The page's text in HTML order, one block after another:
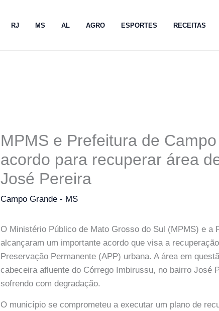
RJ MS AL AGRO ESPORTES RECEITAS
MPMS e Prefeitura de
acordo para recuperar área
José Pereira
Campo Grande - MS
O Ministério Público de Mato Grosso do Sul (MPMS) e a
alcançaram um importante acordo que visa a
Preservação Permanente (APP) urbana. A área em
cabeceira afluente do Córrego Imbirussu, no bairro José
sofrendo com degradação.
O município se comprometeu a executar um plano de